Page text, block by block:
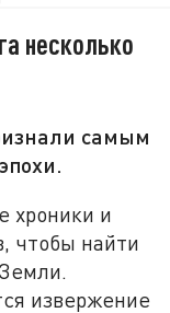
несколько
самым
хроники и
чтобы найти
извержение